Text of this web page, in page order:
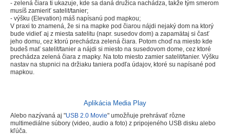
- zelená čiara ti ukazuje, kde sa daná družica nachádza, takže tým smerom
musíš zamieriť satelit/tanier;
- výšku (Elevation) máš napísanú pod mapkou;
V praxi to znamená, že si na mapke pod čiarou nájdi nejaký dom na ktorý
bude vidieť aj z miesta satelitu (napr. susedov dom) a zapamätaj si časť
jeho domu, cez ktorú prechádza zelená čiara. Potom choď na miesto kde
budeš mať satelit/tanier a nájdi si miesto na susedovom dome, cez ktoré
prechádza zelená čiara z mapky. Na toto miesto zamier satelit/tanier. Výšku
nastav na stupnici na držiaku taniera podľa údajov, ktoré su napísané pod
mapkou.
Aplikácia Media Play
Alebo nazývaná aj "USB 2.0 Movie" umožňuje prehrávať rôzne
multimediálne súbory (video, audio a foto) z pripojeného USB disku alebo
kľúča.